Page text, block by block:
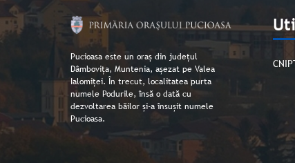
Pucioasa este un oraș din județul
Dâmbovița, Muntenia, așezat pe Valea
Ialomiței. În trecut, localitatea purta
numele Podurile, însă o dată cu
dezvoltarea băilor și-a însușit numele
Pucioasa.